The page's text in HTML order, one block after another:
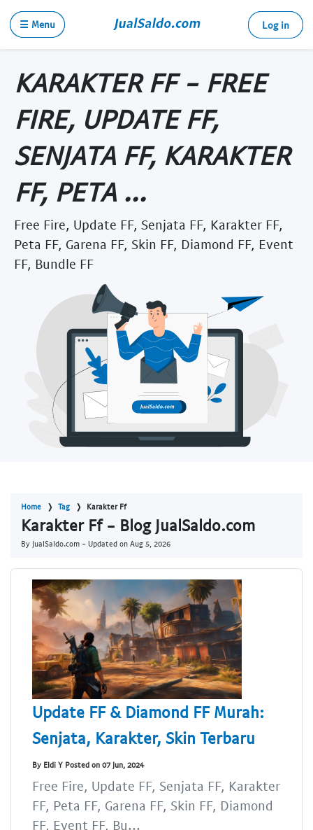
☰ Menu Log in
KARAKTER FF - FREE
FIRE, UPDATE FF,
SENJATA FF, KARAKTER
FF, PETA ...
Free Fire, Update FF, Senjata FF, Karakter FF,
Peta FF, Garena FF, Skin FF, Diamond FF, Event
FF, Bundle FF
Home Tag Karakter Ff
Karakter Ff - Blog JualSaldo.com
By JualSaldo.com - Updated on Aug 5, 2026
Update FF & Diamond FF Murah:
Senjata, Karakter, Skin Terbaru
By Eldi Y Posted on 07 Jun, 2024
Free Fire, Update FF, Senjata FF, Karakter
FF, Peta FF, Garena FF, Skin FF, Diamond
FF, Event FF, Bu...